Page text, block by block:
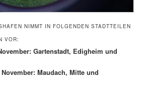
NIMMT IN FOLGENDEN STADTTEILEN
VOR:
Gartenstadt, Edigheim und
Maudach, Mitte und